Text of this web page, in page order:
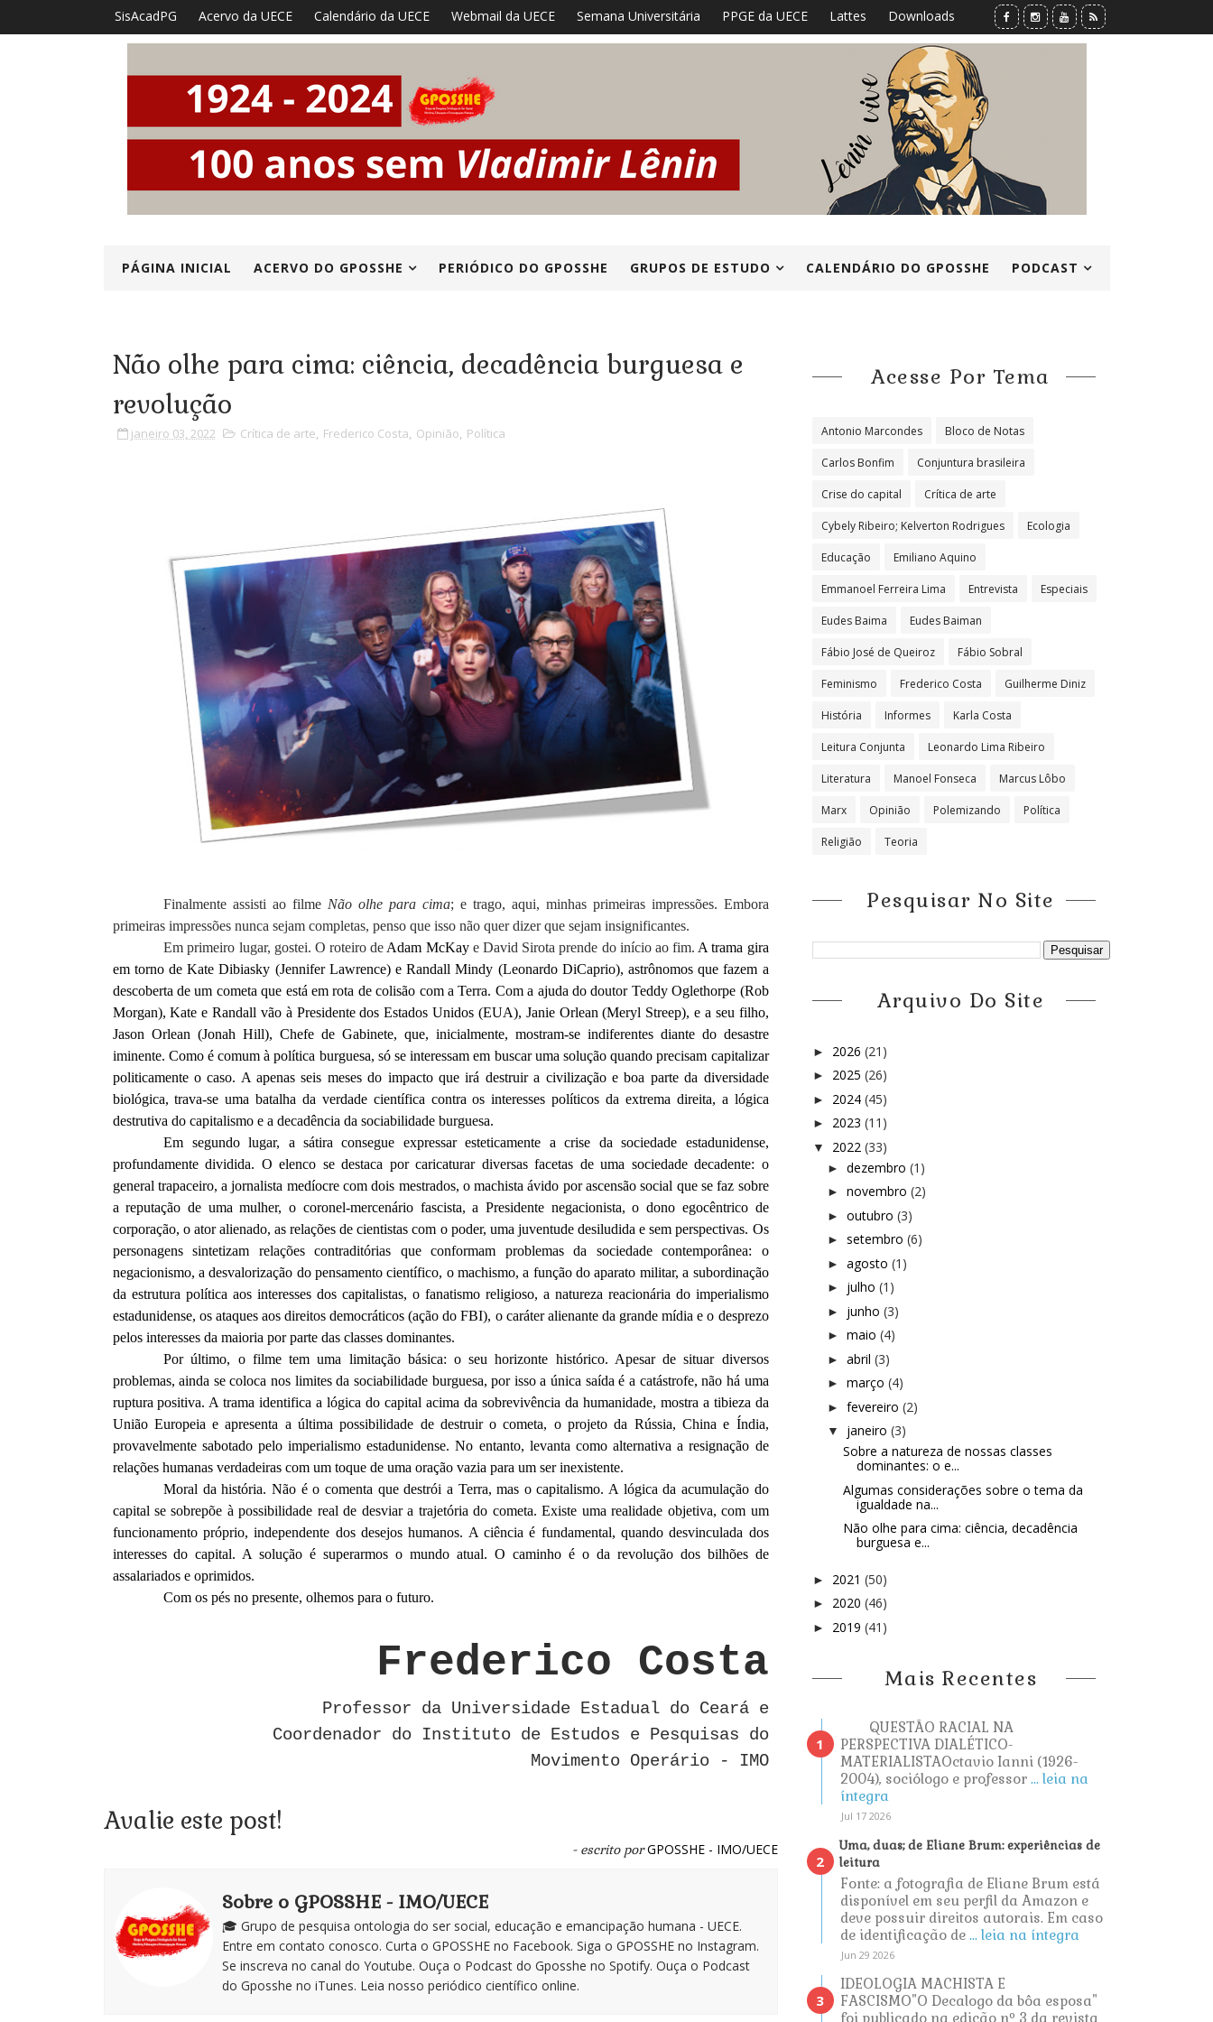
SisAcadPG Acervo da UECE Calendário da UECE Webmail da UECE Semana Universitária PPGE da UECE Lattes Downloads
PÁGINA INICIAL ACERVO DO GPOSSHE PERIÓDICO DO GPOSSHE GRUPOS DE ESTUDO CALENDÁRIO DO GPOSSHE PODCAST
Não olhe para cima: ciência, decadência burguesa e
revolução
janeiro 03, 2022 Crítica de arte, Frederico Costa, Opinião, Política
Finalmente assisti ao filme Não olhe para cima; e trago, aqui, minhas primeiras impressões. Embora
primeiras impressões nunca sejam completas, penso que isso não quer dizer que sejam insignificantes.
Em primeiro lugar, gostei. O roteiro de Adam McKaye David Sirota prende do início ao fim. A trama gira
em torno de Kate Dibiasky (Jennifer Lawrence) e Randall Mindy (Leonardo DiCaprio), astrônomos que fazem a
descoberta de um cometa que está em rota de colisão com a Terra. Com a ajuda do doutor Teddy Oglethorpe (Rob
Morgan), Kate e Randall vão à Presidente dos Estados Unidos (EUA), Janie Orlean (Meryl Streep), e a seu filho,
Jason Orlean (Jonah Hill), Chefe de Gabinete, que, inicialmente, mostram-se indiferentes diante do desastre
iminente. Como é comum à política burguesa, só se interessam em buscar uma solução quando precisam capitalizar
politicamente o caso. A apenas seis meses do impacto que irá destruir a civilização e boa parte da diversidade
biológica, trava-se uma batalha da verdade científica contra os interesses políticos da extrema direita, a lógica
destrutiva do capitalismo e a decadência da sociabilidade burguesa.
Em segundo lugar, a sátira consegue expressar esteticamente a crise da sociedade estadunidense,
profundamente dividida. O elenco se destaca por caricaturar diversas facetas de uma sociedade decadente: o
general trapaceiro, a jornalista medíocre com dois mestrados, o machista ávido por ascensão social que se faz sobre
a reputação de uma mulher, o coronel-mercenário fascista, a Presidente negacionista, o dono egocêntrico de
corporação, o ator alienado, as relações de cientistas com o poder, uma juventude desiludida e sem perspectivas. Os
personagens sintetizam relações contraditórias que conformam problemas da sociedade contemporânea: o
negacionismo, a desvalorização do pensamento científico, o machismo, a função do aparato militar, a subordinação
da estrutura política aos interesses dos capitalistas, o fanatismo religioso, a natureza reacionária do imperialismo
estadunidense, os ataques aos direitos democráticos (ação do FBI), o caráter alienante da grande mídia e o desprezo
pelos interesses da maioria por parte das classes dominantes.
Por último, o filme tem uma limitação básica: o seu horizonte histórico. Apesar de situar diversos
problemas, ainda se coloca nos limites da sociabilidade burguesa, por isso a única saída é a catástrofe, não há uma
ruptura positiva. A trama identifica a lógica do capital acima da sobrevivência da humanidade, mostra a tibieza da
União Europeia e apresenta a última possibilidade de destruir o cometa, o projeto da Rússia, China e Índia,
provavelmente sabotado pelo imperialismo estadunidense. No entanto, levanta como alternativa a resignação de
relações humanas verdadeiras com um toque de uma oração vazia para um ser inexistente.
Moral da história. Não é o comenta que destrói a Terra, mas o capitalismo. A lógica da acumulação do
capital se sobrepõe à possibilidade real de desviar a trajetória do cometa. Existe uma realidade objetiva, com um
funcionamento próprio, independente dos desejos humanos. A ciência é fundamental, quando desvinculada dos
interesses do capital. A solução é superarmos o mundo atual. O caminho é o da revolução dos bilhões de
assalariados e oprimidos.
Com os pés no presente, olhemos para o futuro.
Frederico Costa
Professor da Universidade Estadual do Ceará e
Coordenador do Instituto de Estudos e Pesquisas do
Movimento Operário - IMO
Avalie este post!
- escrito por GPOSSHE - IMO/UECE
Sobre o GPOSSHE - IMO/UECE
🎓 Grupo de pesquisa ontologia do ser social, educação e emancipação humana - UECE.
Entre em contato conosco. Curta o GPOSSHE no Facebook. Siga o GPOSSHE no Instagram.
Se inscreva no canal do Youtube. Ouça o Podcast do Gposshe no Spotify. Ouça o Podcast
do Gposshe no iTunes. Leia nosso periódico científico online.
Acesse Por Tema
Antonio Marcondes Bloco de Notas
Carlos Bonfim Conjuntura brasileira
Crise do capital Crítica de arte
Cybely Ribeiro; Kelverton Rodrigues Ecologia
Educação Emiliano Aquino
Emmanoel Ferreira Lima Entrevista Especiais
Eudes Baima Eudes Baiman
Fábio José de Queiroz Fábio Sobral
Feminismo Frederico Costa Guilherme Diniz
História Informes Karla Costa
Leitura Conjunta Leonardo Lima Ribeiro
Literatura Manoel Fonseca Marcus Lôbo
Marx Opinião Polemizando Política
Religião Teoria
Pesquisar No Site
Arquivo Do Site
► 2026 (21)
► 2025 (26)
► 2024 (45)
► 2023 (11)
▼ 2022 (33)
►dezembro(1)
►novembro(2)
►outubro(3)
►setembro(6)
►agosto(1)
► julho(1)
► junho(3)
►maio(4)
►abril(3)
►março(4)
►fevereiro(2)
▼ janeiro(3)
Sobre a natureza de nossas classes
dominantes: o e...
Algumas considerações sobre o tema da
igualdade na...
Não olhe para cima: ciência, decadência
burguesa e...
► 2021 (50)
► 2020 (46)
► 2019 (41)
Mais Recentes
QUESTÃO RACIAL NA
PERSPECTIVA DIALÉTICO-
MATERIALISTAOctavio Ianni (1926-
2004), sociólogo e professor ... leia na
íntegra
Jul 17 2026
Uma, duas; de Eliane Brum: experiências de
leitura
Fonte: a fotografia de Eliane Brum está
disponível em seu perfil da Amazon e
deve possuir direitos autorais. Em caso
de identificação de ... leia na íntegra
Jun 29 2026
IDEOLOGIA MACHISTA E
FASCISMO"O Decalogo da bôa esposa"
foi publicado na edição nº 3 da revista